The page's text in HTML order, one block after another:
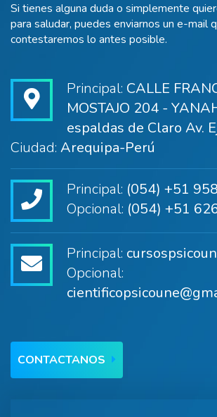
Si tienes alguna duda o simplemente
para saludar, puedes enviarnos un e-mail
contestaremos lo antes posible.
Principal: CALLE
MOSTAJO 204 -
espaldas de Claro Av.
Ciudad: Arequipa-Perú
Principal: (054) +51
Opcional: (054) +51
Principal:
Opcional:
CONTACTANOS